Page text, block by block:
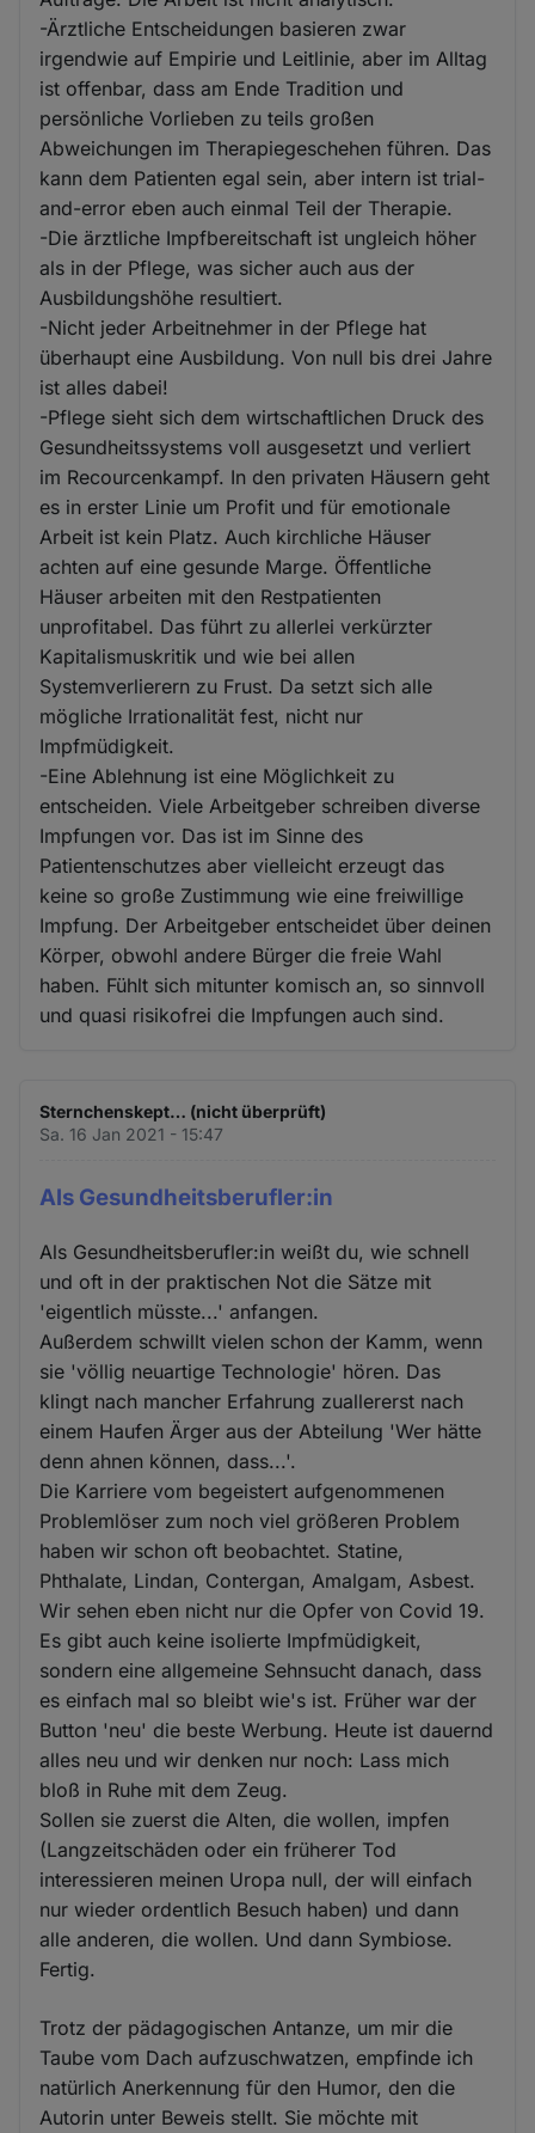
-Ärztliche Entscheidungen basieren zwar
irgendwie auf Empirie und Leitlinie, aber im Alltag
ist offenbar, dass am Ende Tradition und
persönliche Vorlieben zu teils großen
Abweichungen im Therapiegeschehen führen. Das
kann dem Patienten egal sein, aber intern ist trial-
and-error eben auch einmal Teil der Therapie.
-Die ärztliche Impfbereitschaft ist ungleich höher
als in der Pflege, was sicher auch aus der
Ausbildungshöhe resultiert.
-Nicht jeder Arbeitnehmer in der Pflege hat
überhaupt eine Ausbildung. Von null bis drei Jahre
ist alles dabei!
-Pflege sieht sich dem wirtschaftlichen Druck des
Gesundheitssystems voll ausgesetzt und verliert
im Recourcenkampf. In den privaten Häusern geht
es in erster Linie um Profit und für emotionale
Arbeit ist kein Platz. Auch kirchliche Häuser
achten auf eine gesunde Marge. Öffentliche
Häuser arbeiten mit den Restpatienten
unprofitabel. Das führt zu allerlei verkürzter
Kapitalismuskritik und wie bei allen
Systemverlierern zu Frust. Da setzt sich alle
mögliche Irrationalität fest, nicht nur
Impfmüdigkeit.
-Eine Ablehnung ist eine Möglichkeit zu
entscheiden. Viele Arbeitgeber schreiben diverse
Impfungen vor. Das ist im Sinne des
Patientenschutzes aber vielleicht erzeugt das
keine so große Zustimmung wie eine freiwillige
Impfung. Der Arbeitgeber entscheidet über deinen
Körper, obwohl andere Bürger die freie Wahl
haben. Fühlt sich mitunter komisch an, so sinnvoll
und quasi risikofrei die Impfungen auch sind.
Sternchenskept… (nicht überprüft)
Sa. 16 Jan 2021 - 15:47
Als Gesundheitsberufler:in
Als Gesundheitsberufler:in weißt du, wie schnell
und oft in der praktischen Not die Sätze mit
'eigentlich müsste...' anfangen.
Außerdem schwillt vielen schon der Kamm, wenn
sie 'völlig neuartige Technologie' hören. Das
klingt nach mancher Erfahrung zuallererst nach
einem Haufen Ärger aus der Abteilung 'Wer hätte
denn ahnen können, dass...'.
Die Karriere vom begeistert aufgenommenen
Problemlöser zum noch viel größeren Problem
haben wir schon oft beobachtet. Statine,
Phthalate, Lindan, Contergan, Amalgam, Asbest.
Wir sehen eben nicht nur die Opfer von Covid 19.
Es gibt auch keine isolierte Impfmüdigkeit,
sondern eine allgemeine Sehnsucht danach, dass
es einfach mal so bleibt wie's ist. Früher war der
Button 'neu' die beste Werbung. Heute ist dauernd
alles neu und wir denken nur noch: Lass mich
bloß in Ruhe mit dem Zeug.
Sollen sie zuerst die Alten, die wollen, impfen
(Langzeitschäden oder ein früherer Tod
interessieren meinen Uropa null, der will einfach
nur wieder ordentlich Besuch haben) und dann
alle anderen, die wollen. Und dann Symbiose.
Fertig.
Trotz der pädagogischen Antanze, um mir die
Taube vom Dach aufzuschwatzen, empfinde ich
natürlich Anerkennung für den Humor, den die
Autorin unter Beweis stellt. Sie möchte mit